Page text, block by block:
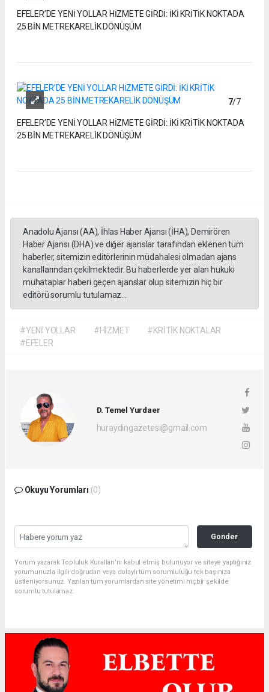
EFELER’DE YENİ YOLLAR HİZMETE GİRDİ: İKİ KRİTİK NOKTADA
25 BİN METREKARELİK DÖNÜŞÜM
7/7
EFELER’DE YENİ YOLLAR HİZMETE GİRDİ: İKİ KRİTİK NOKTADA
25 BİN METREKARELİK DÖNÜŞÜM
Anadolu Ajansı (AA), İhlas Haber Ajansı (İHA), Demirören
Haber Ajansı (DHA) ve diğer ajanslar tarafından eklenen tüm
haberler, sitemizin editörlerinin müdahalesi olmadan ajans
kanallarından çekilmektedir. Bu haberlerde yer alan hukuki
muhataplar haberi geçen ajanslar olup sitemizin hiç bir
editörü sorumlu tutulamaz...
#YENİ YOLLAR #HİZMET
#KRİTİK NOKTALAR
#EFELER
D. Temel Yurdaer
huraydingazetesi@gmail.com
Okuyu Yorumları (0)
Gonder
Yorum yazarak Topluluk Kuralları’nı kabul etmiş bulunuyor ve siteye yaptığınız
yorumunuzla ilgili doğrudan veya dolaylı tüm sorumluluğu tek başınıza
üstleniyorsunuz. Yazılan tüm yorumlardan site yönetimi hiçbir şekilde
sorumlu tutulamaz.